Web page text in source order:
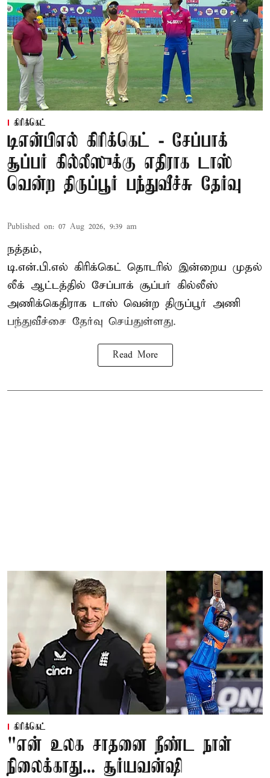
கிரிக்கெட்
டிஎன்பிஎல் கிரிக்கெட் - சேப்பாக்
சூப்பர் கில்லீஸுக்கு எதிராக டாஸ்
வென்ற திருப்பூர் பந்துவீச்சு தேர்வு
Published on: 07 Aug 2026, 9:39 am
நத்தம்,
டி.என்.பி.எல் கிரிக்கெட் தொடரில் இன்றைய முதல்
லீக் ஆட்டத்தில் சேப்பாக் சூப்பர் கில்லீஸ்
அணிக்கெதிராக டாஸ் வென்ற திருப்பூர் அணி
பந்துவீச்சை தேர்வு செய்துள்ளது.
Read More
கிரிக்கெட்
"என் உலக சாதனை நீண்ட நாள்
நிலைக்காது... சூர்யவன்ஷி